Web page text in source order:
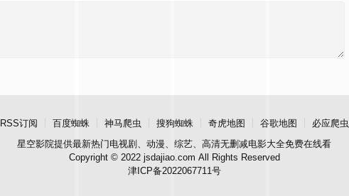
RSS订阅 百度蜘蛛 神马爬虫 搜狗蜘蛛 奇虎地图 谷歌地图
必应爬虫
星空影院提供最新热门电视剧、动漫、综艺、高清无删减电影大全免费在线看
Copyright © 2022 jsdajiao.com All Rights Reserved
津ICP备2022067711号